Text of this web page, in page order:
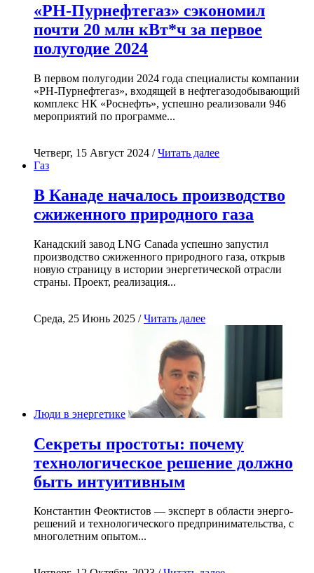
«РН-Пурнефтегаз» сэкономил
почти 20 млн кВт*ч за первое
полугодие 2024
В первом полугодии 2024 года специалисты компании
«РН-Пурнефтегаз», входящей в нефтегазодобывающий
комплекс НК «Роснефть», успешно реализовали 946
мероприятий по программе...
Четверг, 15 Август 2024 /Читать далее
Газ
В Канаде началось производство
сжиженного природного газа
Канадский завод LNG Canada успешно запустил
производство сжиженного природного газа, открыв
новую страницу в истории энергетической отрасли
страны. Проект, реализация...
Среда, 25 Июнь 2025 /Читать далее
Люди в энергетике
Секреты простоты: почему
технологическое решение должно
быть интуитивным
Константин Феоктистов — эксперт в области энерго-
решений и технологического предпринимательства, с
многолетним опытом...